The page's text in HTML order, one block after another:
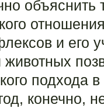
объяснить
и его
животных
подхода
конечно,